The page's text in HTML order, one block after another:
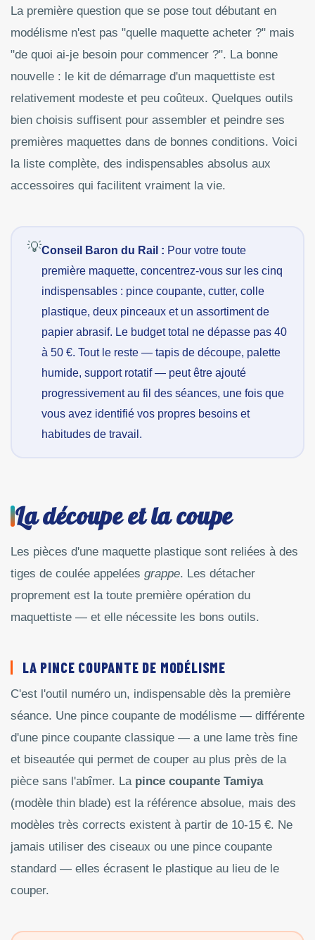
La première question que se pose tout débutant en
modélisme n'est pas "quelle maquette acheter ?" mais
"de quoi ai-je besoin pour commencer ?". La bonne
nouvelle : le kit de démarrage d'un maquettiste est
relativement modeste et peu coûteux. Quelques outils
bien choisis suffisent pour assembler et peindre ses
premières maquettes dans de bonnes conditions. Voici
la liste complète, des indispensables absolus aux
accessoires qui facilitent vraiment la vie.
Conseil Baron du Rail : Pour votre toute
première maquette, concentrez-vous sur les cinq
indispensables : pince coupante, cutter, colle
plastique, deux pinceaux et un assortiment de
papier abrasif. Le budget total ne dépasse pas 40
à 50 €. Tout le reste — tapis de découpe, palette
humide, support rotatif — peut être ajouté
progressivement au fil des séances, une fois que
vous avez identifié vos propres besoins et
habitudes de travail.
La découpe et la coupe
Les pièces d'une maquette plastique sont reliées à des
tiges de coulée appelées grappe. Les détacher
proprement est la toute première opération du
maquettiste — et elle nécessite les bons outils.
LA PINCE COUPANTE DE MODÉLISME
C'est l'outil numéro un, indispensable dès la première
séance. Une pince coupante de modélisme — différente
d'une pince coupante classique — a une lame très fine
et biseautée qui permet de couper au plus près de la
pièce sans l'abîmer. La pince coupante Tamiya
(modèle thin blade) est la référence absolue, mais des
modèles très corrects existent à partir de 10-15 €. Ne
jamais utiliser des ciseaux ou une pince coupante
standard — elles écrasent le plastique au lieu de le
couper.